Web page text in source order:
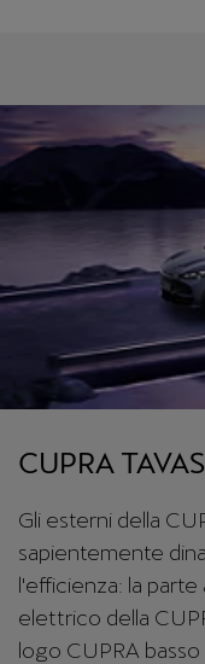
CUPRA
Gli esterni della
sapientemente
l'efficienza: la
elettrico della
logo CUPRA